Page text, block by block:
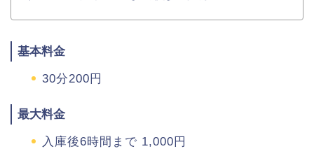
基本料金
30分200円
最大料金
入庫後6時間まで 1,000円